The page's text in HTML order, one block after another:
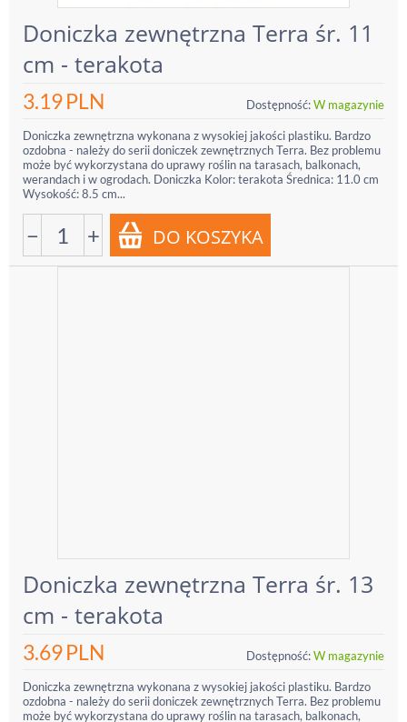
Doniczka zewnętrzna Terra śr. 11
cm - terakota
3.19PLN Dostępność:W magazynie
Doniczka zewnętrzna wykonana z wysokiej jakości plastiku. Bardzo
ozdobna - należy do serii doniczek zewnętrznych Terra. Bez problemu
może być wykorzystana do uprawy roślin na tarasach, balkonach,
werandach i w ogrodach. Doniczka Kolor: terakota Średnica: 11.0 cm
Wysokość: 8.5 cm...
− +
Doniczka zewnętrzna Terra śr. 13
cm - terakota
3.69PLN Dostępność:W magazynie
Doniczka zewnętrzna wykonana z wysokiej jakości plastiku. Bardzo
ozdobna - należy do serii doniczek zewnętrznych Terra. Bez problemu
może być wykorzystana do uprawy roślin na tarasach, balkonach,